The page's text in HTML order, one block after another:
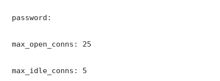
password:
max_open_conns: 25
max_idle_conns: 5